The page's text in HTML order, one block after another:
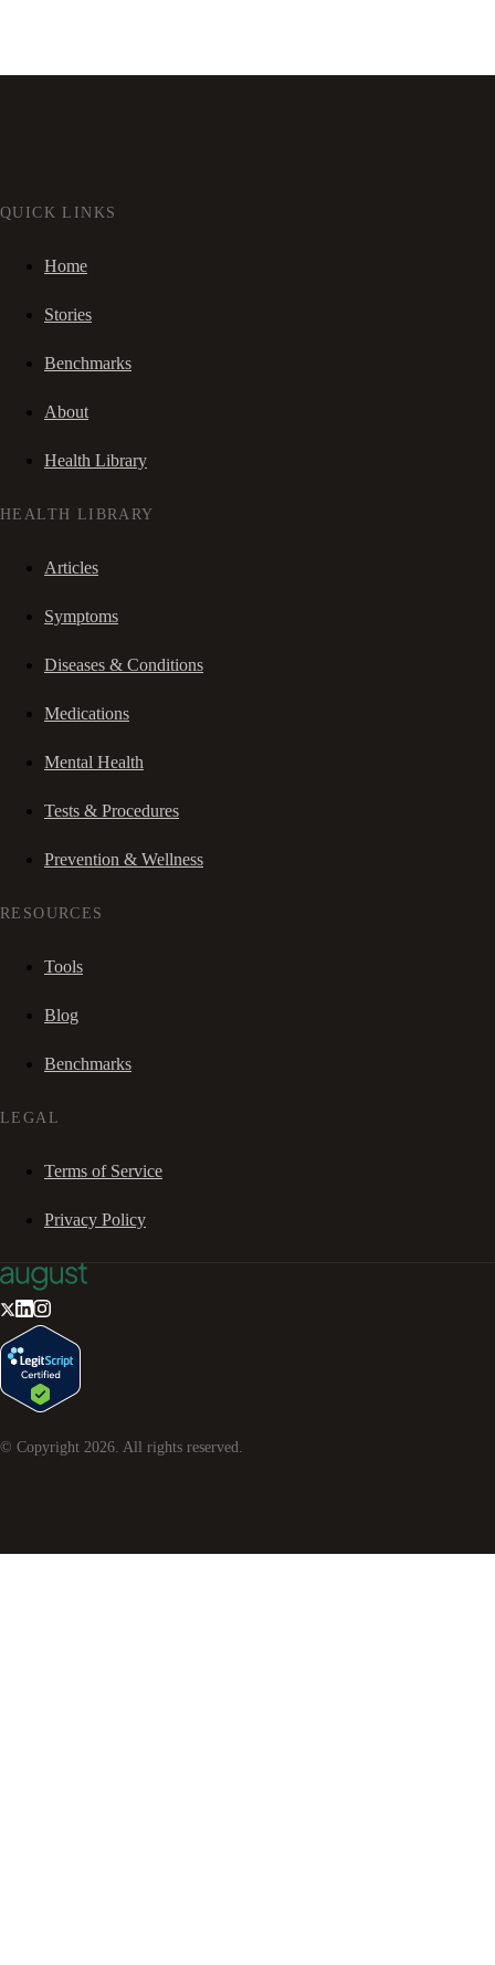
QUICK LINKS
Home
Stories
Benchmarks
About
Health Library
HEALTH LIBRARY
Articles
Symptoms
Diseases & Conditions
Medications
Mental Health
Tests & Procedures
Prevention & Wellness
RESOURCES
Tools
Blog
Benchmarks
LEGAL
Terms of Service
Privacy Policy
© Copyright 2026 . All rights reserved.